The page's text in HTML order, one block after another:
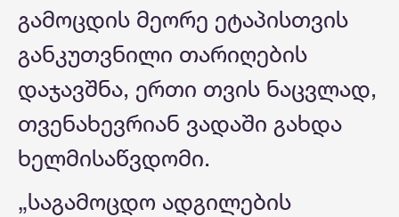
გამოცდის მეორე ეტაპისთვის
განკუთვნილი თარიღების
დაჯავშნა, ერთი თვის ნაცვლად,
თვენახევრიან ვადაში გახდა
ხელმისაწვდომი.
„საგამოცდო ადგილების